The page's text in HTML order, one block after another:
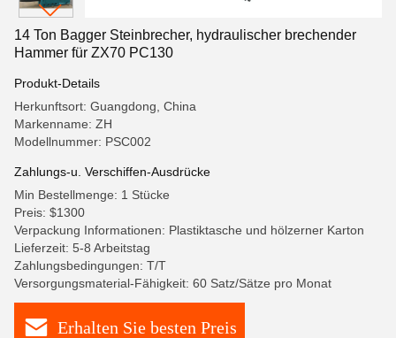
14 Ton Bagger Steinbrecher, hydraulischer brechender
Hammer für ZX70 PC130
Produkt-Details
Herkunftsort: Guangdong, China
Markenname: ZH
Modellnummer: PSC002
Zahlungs-u. Verschiffen-Ausdrücke
Min Bestellmenge: 1 Stücke
Preis: $1300
Verpackung Informationen: Plastiktasche und hölzerner Karton
Lieferzeit: 5-8 Arbeitstag
Zahlungsbedingungen: T/T
Versorgungsmaterial-Fähigkeit: 60 Satz/Sätze pro Monat
Erhalten Sie besten Preis